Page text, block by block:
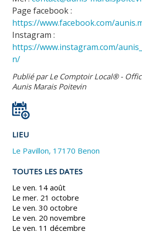
Page facebook :
https://www.facebook.com/
Instagram :
https://www.instagram.com/
n/
Publié par Le Comptoir Local® -
Aunis Marais Poitevin
LIEU
Le Pavillon, 17170 Benon
TOUTES LES DATES
Le ven. 14 août
Le mer. 21 octobre
Le ven. 30 octobre
Le ven. 20 novembre
Le ven. 11 décembre